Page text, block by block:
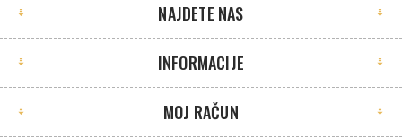
NAJDETE NAS
INFORMACIJE
MOJ RAČUN